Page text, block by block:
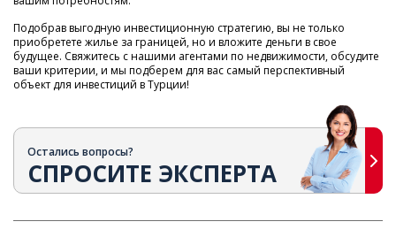
Подобрав выгодную инвестиционную стратегию, вы не только
приобретете жилье за границей, но и вложите деньги в свое
будущее. Свяжитесь с нашими агентами по недвижимости, обсудите
ваши критерии, и мы подберем для вас самый перспективный
объект для инвестиций в Турции!
Остались вопросы?
СПРОСИТЕ ЭКСПЕРТА